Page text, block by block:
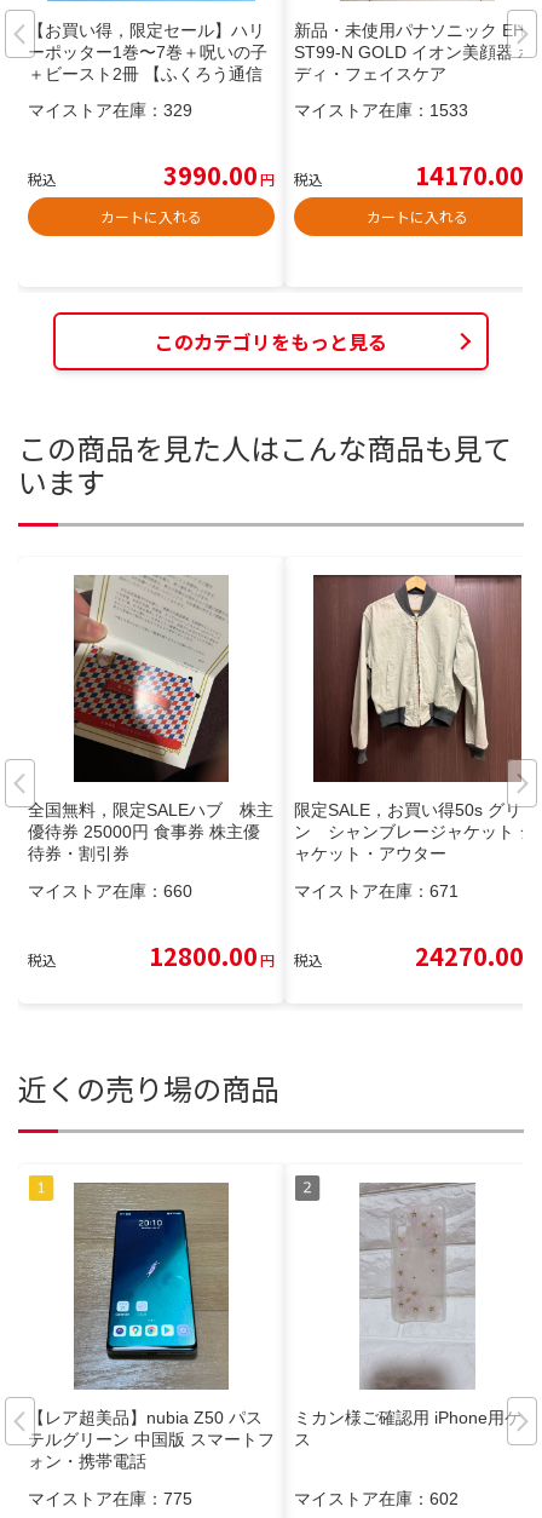
【お買い得，限定セール】ハリ
ーポッター1巻〜7巻＋呪いの子
＋ビースト2冊 【ふくろう通信
マイストア在庫： 329
税込 3990.00円
カートに入れる
新品・未使用パナソニック EH-
ST99-N GOLD イオン美顔器 ボ
ディ・フェイスケア
マイストア在庫： 1533
税込 14170.00
カートに入れる
このカテゴリをもっと見る
この商品を見た人はこんな商品も見て
います
全国無料，限定SALEハブ 株主
優待券 25000円 食事券 株主優
待券・割引券
マイストア在庫： 660
税込 12800.00円
限定SALE，お買い得50s グリー
ン シャンブレージャケット ジ
ャケット・アウター
マイストア在庫： 671
税込 24270.00
近くの売り場の商品
【レア超美品】nubia Z50 パス
テルグリーン 中国版 スマートフ
ォン・携帯電話
マイストア在庫： 775
ミカン様ご確認用 iPhone用ケー
ス
マイストア在庫： 602